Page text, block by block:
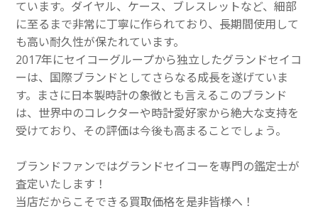
ています。ダイヤル、ケース、ブレスレットなど、細部
に至るまで非常に丁寧に作られており、長期間使用して
も高い耐久性が保たれています。
2017年にセイコーグループから独立したグランドセイコ
ーは、国際ブランドとしてさらなる成長を遂げていま
す。まさに日本製時計の象徴とも言えるこのブランド
は、世界中のコレクターや時計愛好家から絶大な支持を
受けており、その評価は今後も高まることでしょう。
ブランドファンではグランドセイコーを専門の鑑定士が
査定いたします！
当店だからこそできる買取価格を是非皆様へ！